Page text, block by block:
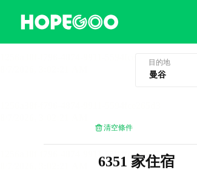
目的地
清空條件
6351 家住宿